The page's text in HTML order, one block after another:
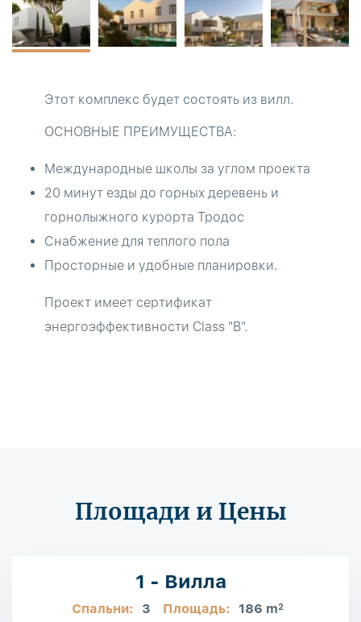
Этот комплекс будет состоять из вилл.
ОСНОВНЫЕ ПРЕИМУЩЕСТВА:
Международные школы за углом проекта
20 минут езды до горных деревень и
горнолыжного курорта Тродос
Снабжение для теплого пола
Просторные и удобные планировки.
Проект имеет сертификат
энергоэффективности Class "B".
Площади и Цены
1 - Вилла
Спальни: 3 Площадь: 186 m2